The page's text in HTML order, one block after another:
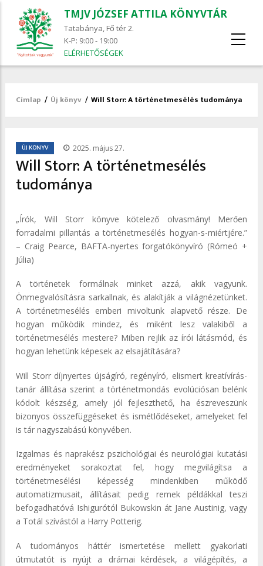
TMJV JÓZSEF ATTILA KÖNYVTÁR
Tatabánya, Fő tér 2.
K-P: 9:00 - 19:00
ELÉRHETŐSÉGEK
Morzsa
Címlap / Új könyv / Will Storr: A ​történetmesélés tudománya
ÚJ KÖNYV 2025. május 27.
Will Storr: A ​történetmesélés
tudománya
„Írók, ​Will Storr könyve kötelező olvasmány! Merően
forradalmi pillantás a történetmesélés hogyan-s-miértjére.”
– Craig Pearce, BAFTA-nyertes forgatókönyvíró (Rómeó +
Júlia)
A történetek formálnak minket azzá, akik vagyunk.
Önmegvalósításra sarkallnak, és alakítják a világnézetünket.
A történetmesélés emberi mivoltunk alapvető része. De
hogyan működik mindez, és miként lesz valakiből a
történetmesélés mestere? Miben rejlik az írói látásmód, és
hogyan lehetünk képesek az elsajátítására?
Will Storr díjnyertes újságíró, regényíró, elismert kreatívírás-
tanár állítása szerint a történetmondás evolúciósan belénk
kódolt készség, amely jól fejleszthető, ha észreveszünk
bizonyos összefüggéseket és ismétlődéseket, amelyeket fel
is tár nagyszabású könyvében.
Izgalmas és naprakész pszichológiai és neurológiai kutatási
eredményeket sorakoztat fel, hogy megvilágítsa a
történetmesélési képesség mindenkiben működő
automatizmusait, állításait pedig remek példákkal teszi
befogadhatóvá Ishigurótól Bukowskin át Jane Austinig, vagy
a Totál szívástól a Harry Potterig.
A tudományos háttér ismertetése mellett gyakorlati
útmutatót is nyújt a drámai kérdések, a világépítés, a